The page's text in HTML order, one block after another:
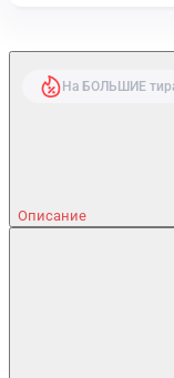
На БОЛЬШИЕ
Описание